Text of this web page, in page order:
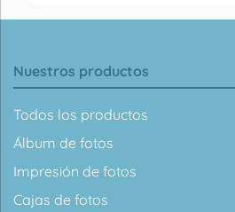
Nuestros productos
Todos los productos
Álbum de fotos
Impresión de fotos
Cajas de fotos